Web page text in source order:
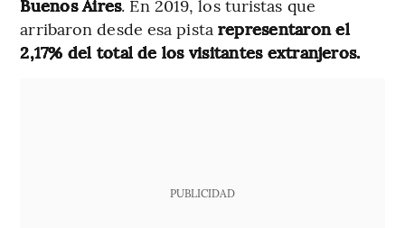
Buenos Aires. En 2019, los turistas que
arribaron desde esa pista representaron el
2,17% del total de los visitantes extranjeros.
PUBLICIDAD